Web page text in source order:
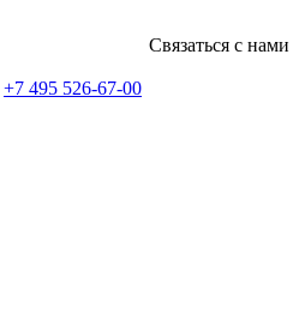
Связаться с нами
+7 495 526-67-00